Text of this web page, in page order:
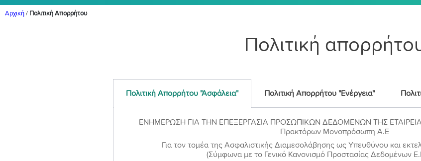
Αρχική / Πολιτική Απορρήτου
Πολιτική
Πολιτική Απορρήτου​ "Ασφάλεια" Πολιτική Απορρήτου​ "Ενέργεια"
ΕΝΗΜΕΡΩΣΗ ΓΙΑ ΤΗΝ ΕΠΕΞΕΡΓΑΣΙΑ ΠΡΟΣΩΠΙΚΩΝ ΔΕΔΟΜΕΝΩΝ ΤΗΣ
Πρακτόρων Μονοπρόσωπη Α.Ε
Για τον τομέα της Ασφαλιστικής Διαμεσολάβησης ως Υπευθύνου και
(Σύμφωνα με το Γενικό Κανονισμό Προστασίας Δεδομένων